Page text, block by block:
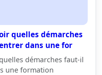
quelles démarches
dans une for
démarches faut-il
une formation